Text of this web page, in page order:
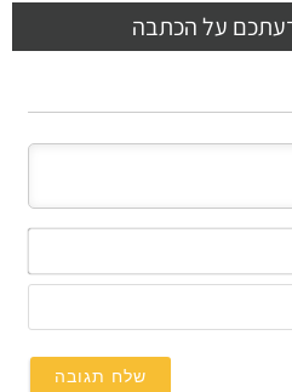
על הכתבה